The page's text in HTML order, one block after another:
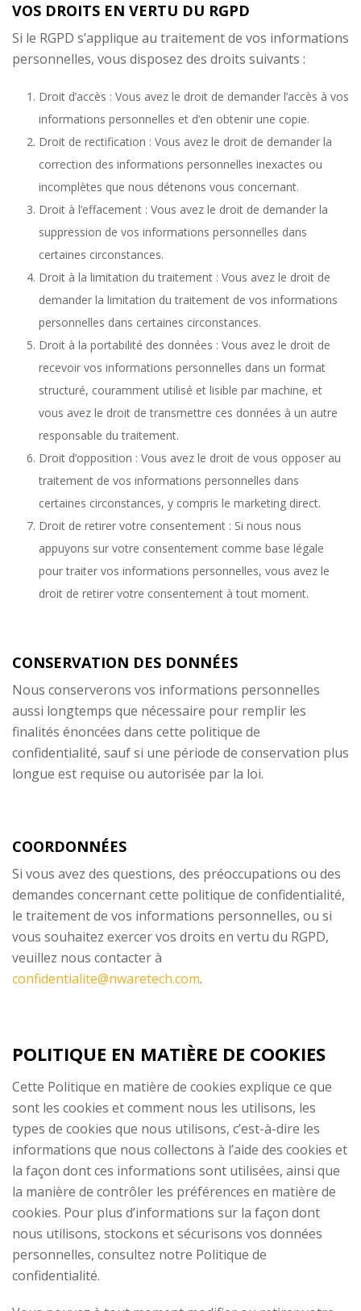
VOS DROITS EN VERTU DU RGPD
Si le RGPD s’applique au traitement de vos informations
personnelles, vous disposez des droits suivants :
Droit d’accès : Vous avez le droit de demander l’accès à vos
informations personnelles et d’en obtenir une copie.
Droit de rectification : Vous avez le droit de demander la
correction des informations personnelles inexactes ou
incomplètes que nous détenons vous concernant.
Droit à l’effacement : Vous avez le droit de demander la
suppression de vos informations personnelles dans
certaines circonstances.
Droit à la limitation du traitement : Vous avez le droit de
demander la limitation du traitement de vos informations
personnelles dans certaines circonstances.
Droit à la portabilité des données : Vous avez le droit de
recevoir vos informations personnelles dans un format
structuré, couramment utilisé et lisible par machine, et
vous avez le droit de transmettre ces données à un autre
responsable du traitement.
Droit d’opposition : Vous avez le droit de vous opposer au
traitement de vos informations personnelles dans
certaines circonstances, y compris le marketing direct.
Droit de retirer votre consentement : Si nous nous
appuyons sur votre consentement comme base légale
pour traiter vos informations personnelles, vous avez le
droit de retirer votre consentement à tout moment.
CONSERVATION DES DONNÉES
Nous conserverons vos informations personnelles
aussi longtemps que nécessaire pour remplir les
finalités énoncées dans cette politique de
confidentialité, sauf si une période de conservation plus
longue est requise ou autorisée par la loi.
COORDONNÉES
Si vous avez des questions, des préoccupations ou des
demandes concernant cette politique de confidentialité,
le traitement de vos informations personnelles, ou si
vous souhaitez exercer vos droits en vertu du RGPD,
veuillez nous contacter à
confidentialite@nwaretech.com.
POLITIQUE EN MATIÈRE DE COOKIES
Cette Politique en matière de cookies explique ce que
sont les cookies et comment nous les utilisons, les
types de cookies que nous utilisons, c’est-à-dire les
informations que nous collectons à l’aide des cookies et
la façon dont ces informations sont utilisées, ainsi que
la manière de contrôler les préférences en matière de
cookies. Pour plus d’informations sur la façon dont
nous utilisons, stockons et sécurisons vos données
personnelles, consultez notre Politique de
confidentialité.